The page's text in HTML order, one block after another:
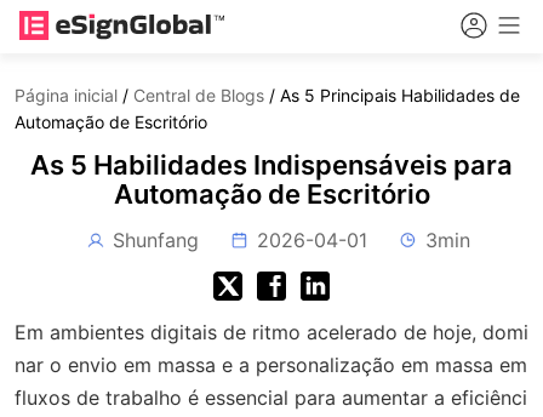
Página inicial / Central de Blogs / As 5 Principais Habilidades de
Automação de Escritório
As 5 Habilidades Indispensáveis para
Automação de Escritório
Shunfang 2026-04-01 3min
Em ambientes digitais de ritmo acelerado de hoje, domi
nar o envio em massa e a personalização em massa em
fluxos de trabalho é essencial para aumentar a eficiênci